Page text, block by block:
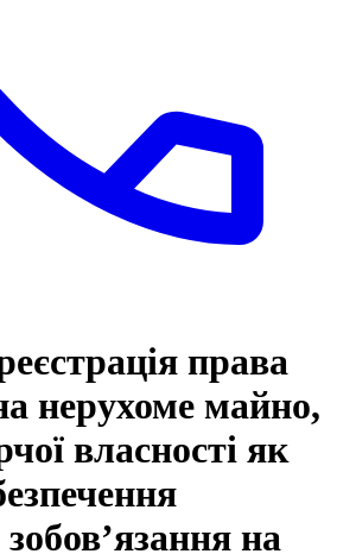
права
нерухоме майно,
власності як
на